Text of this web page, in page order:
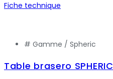
Fiche technique
# Gamme / Spheric
Table brasero SPHERIC